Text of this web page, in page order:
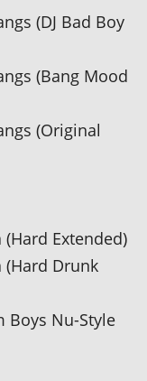
(DJ Bad Boy
(Bang Mood
(Original
Extended)
(Hard Drunk
Boys Nu-Style